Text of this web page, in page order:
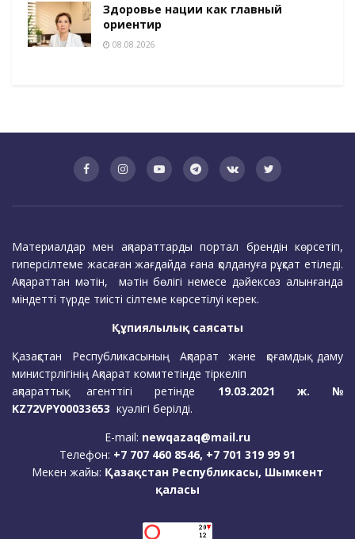
Здоровье нации как главный
ориентир
08.08.2026
Материалдар мен ақпараттарды портал брендін көрсетіп,
гиперсілтеме жасаған жағдайда ғана қолдануға рұқсат етіледі.
Ақпараттан мәтін, мәтін бөлігі немесе дәйексөз алынғанда
міндетті түрде тиісті сілтеме көрсетілуі керек.
Құпиялылық саясаты
Қазақстан Республикасының Ақпарат және қоғамдық даму
министрлігінің Ақпарат комитетінде тіркеліп
ақпараттық агенттігі ретінде 19.03.2021 ж. №
KZ72VPY00033653 куәлігі берілді.
E-mail: newqazaq@mail.ru
Телефон: +7 707 460 8546, +7 701 319 99 91
Мекен жайы: Қазақстан Республикасы, Шымкент
қаласы